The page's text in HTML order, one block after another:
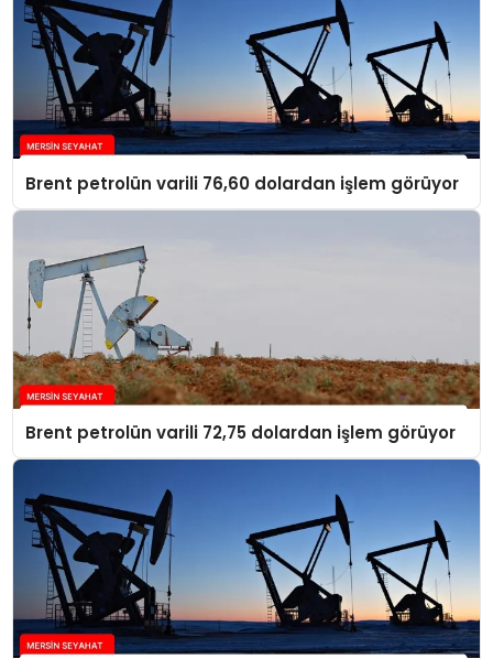
Brent petrolün varili 76,60 dolardan işlem görüyor
Brent petrolün varili 72,75 dolardan işlem görüyor